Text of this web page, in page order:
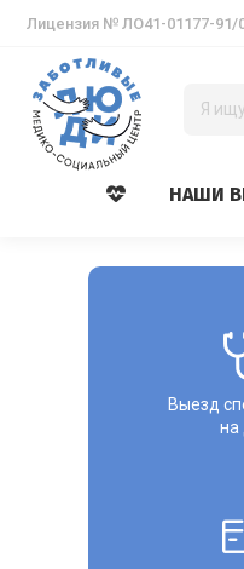
Лицензия № ЛО41-01177-91/
НАШИ
Выезд
на